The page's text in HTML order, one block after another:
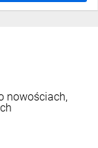
nowościach,